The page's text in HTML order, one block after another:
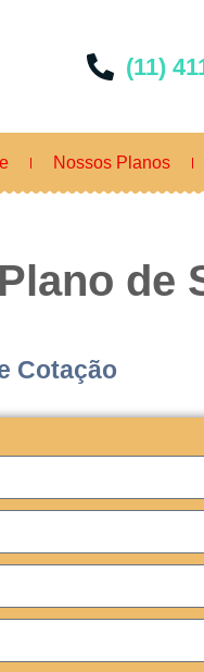
(11)
Nossos Planos
de
Cotação